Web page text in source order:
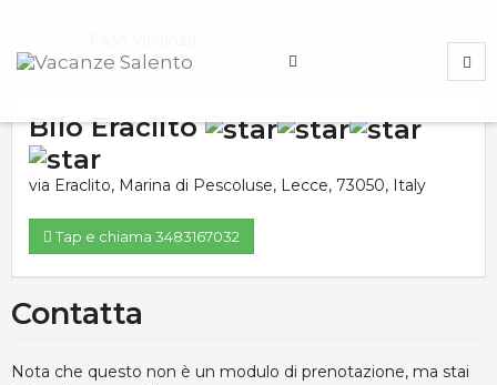
Bilo Eraclito
via Eraclito, Marina di Pescoluse, Lecce, 73050, Italy
Tap e chiama 3483167032
Contatta
Nota che questo non è un modulo di prenotazione, ma stai